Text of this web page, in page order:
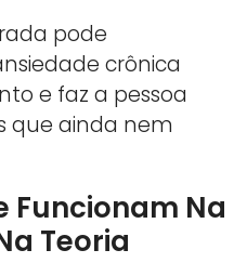
pode
crônica
e faz a pessoa
que ainda nem
Funcionam Na
Teoria